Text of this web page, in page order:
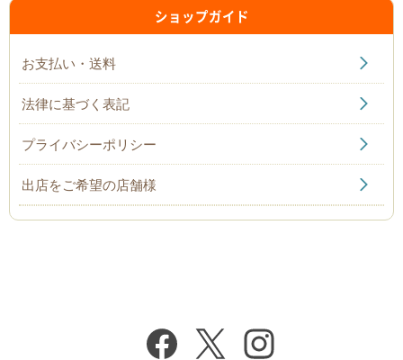
ショップガイド
お支払い・送料
法律に基づく表記
プライバシーポリシー
出店をご希望の店舗様